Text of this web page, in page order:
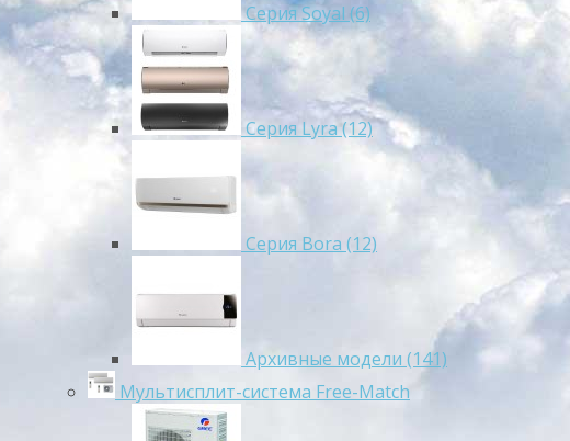
Cерия Soyal (6)
Серия Lyra (12)
Серия Bora (12)
Архивные модели (141)
Мультисплит-система Free-Match